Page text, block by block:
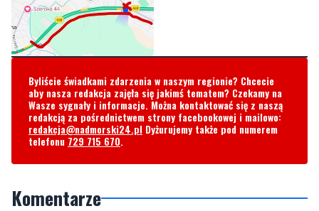
Byliście świadkami zdarzenia w naszym regionie? Chcecie
aby nasza redakcja zajęła się jakimś tematem? Czekamy na
Wasze sygnały i informacje. Można kontaktować się z naszą
redakcja@nadmorski24.plDyżurujemy także pod numerem
telefonu729 715 670.
Komentarze
No jak likwidują przejazdy naziemne to powinny być tunele